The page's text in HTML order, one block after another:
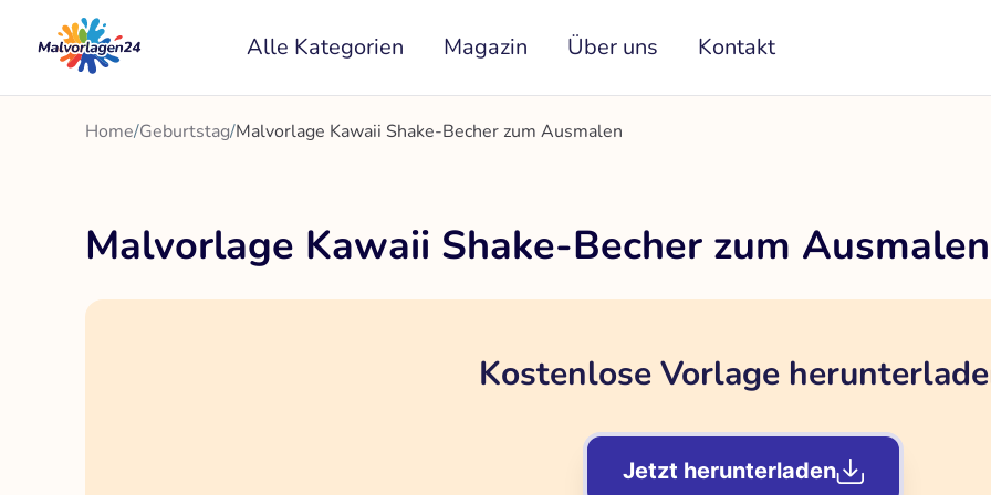
Inhalt
springen
Alle Kategorien Magazin Über uns Kontakt
Home/Geburtstag/Malvorlage Kawaii Shake-Becher zum Ausmalen
Malvorlage Kawaii Shake-Becher zum Ausmalen
Kostenlose Vorlage
Jetzt herunterladen